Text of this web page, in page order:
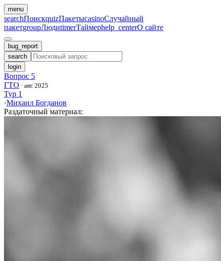
menu
searchПоискquizПакетыcasinoСлучайный
пакетgroupЛюдиtimerТаймерhelp_centerО сайте
bug_report
search
login
Вопрос 5
ГТО · авг. 2025
Тур 1
·Михаил Богданов
Раздаточный материал: